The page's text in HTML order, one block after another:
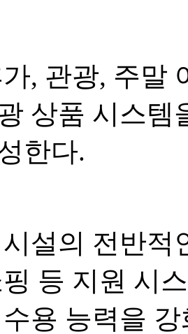
, 관광, 주말
상품 시스템
한다.
설의 전반적
등 지원 시
용 능력을